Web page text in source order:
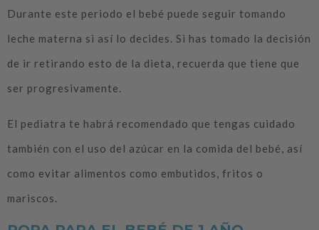
Durante este periodo el bebé puede seguir tomando
leche materna si así lo decides. Si has tomado la decisión
de ir retirando esto de la dieta, recuerda que tiene que
ser progresivamente.
El pediatra te habrá recomendado que tengas cuidado
también con el uso del azúcar en la comida del bebé, así
como evitar alimentos como embutidos, fritos o
mariscos.